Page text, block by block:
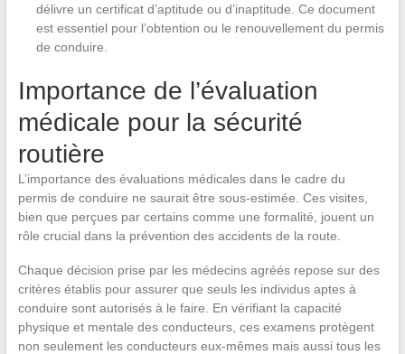
délivre un certificat d’aptitude ou d’inaptitude. Ce document
est essentiel pour l’obtention ou le renouvellement du permis
de conduire.
Importance de l’évaluation
médicale pour la sécurité
routière
L’importance des évaluations médicales dans le cadre du
permis de conduire ne saurait être sous-estimée. Ces visites,
bien que perçues par certains comme une formalité, jouent un
rôle crucial dans la prévention des accidents de la route.
Chaque décision prise par les médecins agréés repose sur des
critères établis pour assurer que seuls les individus aptes à
conduire sont autorisés à le faire. En vérifiant la capacité
physique et mentale des conducteurs, ces examens protègent
non seulement les conducteurs eux-mêmes mais aussi tous les